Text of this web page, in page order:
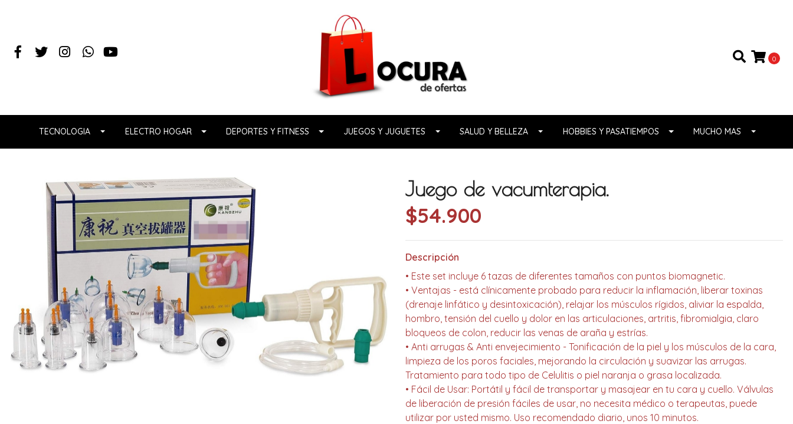
0
TECNOLOGIA ELECTRO HOGAR DEPORTES Y FITNESS JUEGOS Y JUGUETES SALUD Y BELLEZA HOBBIES Y PASATIEMPOS MUCHO MAS
Juego de vacumterapia.
$54.900
Descripción
• Este set incluye 6 tazas de diferentes tamaños con puntos biomagnetic.
• Ventajas - está clínicamente probado para reducir la inflamación, liberar toxinas
(drenaje linfático y desintoxicación), relajar los músculos rígidos, aliviar la espalda,
hombro, tensión del cuello y dolor en las articulaciones, artritis, fibromialgia, claro
bloqueos de colon, reducir las venas de araña y estrías.
• Anti arrugas & Anti envejecimiento - Tonificación de la piel y los músculos de la cara,
limpieza de los poros faciales, mejorando la circulación y suavizar las arrugas.
Tratamiento para todo tipo de Celulitis o piel naranja o grasa localizada.
• Fácil de Usar: Portátil y fácil de transportar y masajear en tu cara y cuello. Válvulas
de liberación de presión fáciles de usar, no necesita médico o terapeutas, puede
utilizar por usted mismo. Uso recomendado diario, unos 10 minutos.